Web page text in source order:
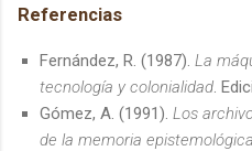
Referencias
Fernández, R. (1987). La
tecnología y colonialidad .
Gómez, A. (1991). Los
de la memoria epistemológica